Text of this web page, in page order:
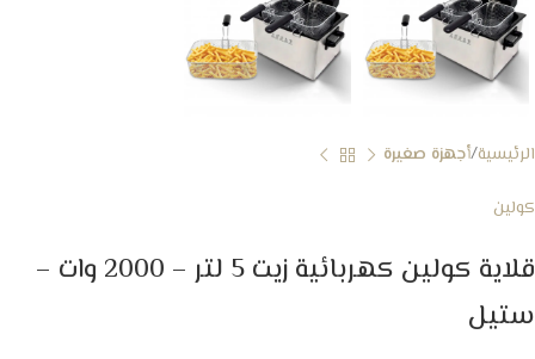
الرئيسية أجهزة صغيرة
كولين
قلاية كولين كهربائية زيت 5 لتر – 2000 وات –
ستيل